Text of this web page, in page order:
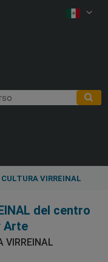
VIRREINAL
del centro
Arte
VIRREINAL